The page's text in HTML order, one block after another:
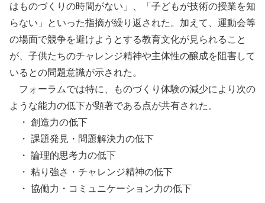
はものづくりの時間がない」、「子どもが技術の授業を知
らない」といった指摘が繰り返された。加えて、運動会等
の場面で競争を避けようとする教育文化が見られること
が、子供たちのチャレンジ精神や主体性の醸成を阻害して
いるとの問題意識が示された。
フォーラムでは特に、ものづくり体験の減少により次の
ような能力の低下が顕著である点が共有された。
・ 創造力の低下
・ 課題発見・問題解決力の低下
・ 論理的思考力の低下
・ 粘り強さ・チャレンジ精神の低下
・ 協働力・コミュニケーション力の低下